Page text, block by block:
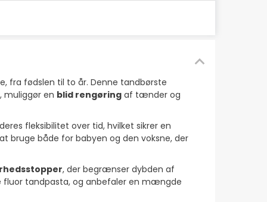
fra fødslen til to år. Denne tandbørste
muliggør en blid rengøring af tænder og
fleksibilitet over tid, hvilket sikrer en
bruge både for babyen og den voksne, der
, der begrænser dybden af
tandpasta, og anbefaler en mængde